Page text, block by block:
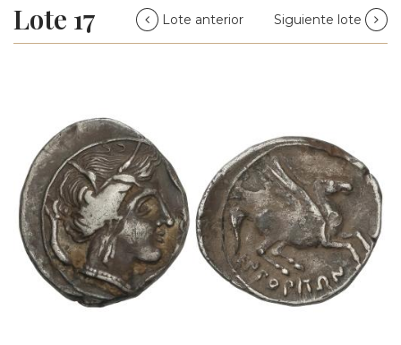
Lote 17 Lote anterior Siguiente lote